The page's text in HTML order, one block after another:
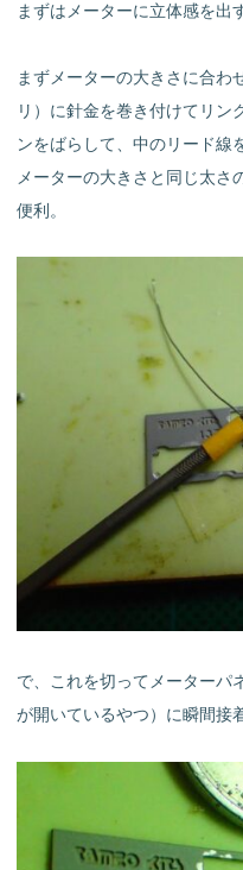
まずはメーターに立体感を出
まずメーターの大きさに合わ
リ）に針金を巻き付けてリン
ンをばらして、中のリード線
メーターの大きさと同じ太さ
便利。
で、これを切ってメーターパ
が開いているやつ）に瞬間接